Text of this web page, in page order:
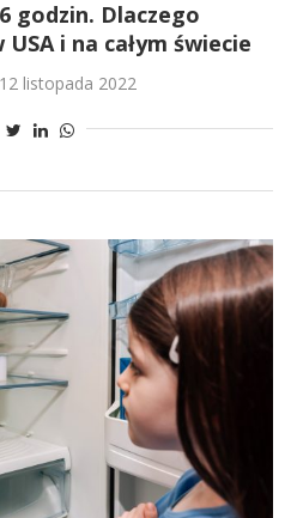
godzin. Dlaczego
i na całym świecie
12 listopada 2022